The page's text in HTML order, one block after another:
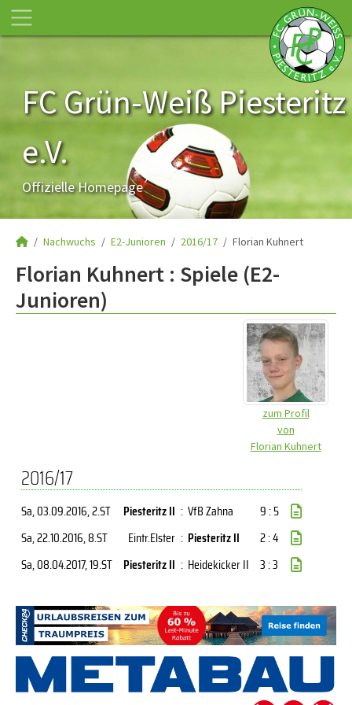
FC Grün-Weiß Piesteritz
e.V.
Offizielle Homepage
Nachwuchs E2-Junioren 2016/17 Florian Kuhnert
Florian Kuhnert : Spiele (E2-
Junioren)
zum Profil
von
Florian Kuhnert
2016/17
Sa, 03.09.2016, 2.ST Piesteritz II : VfB Zahna
9 : 5
Sa, 22.10.2016, 8.ST Eintr.Elster : Piesteritz II
2 : 4
Sa, 08.04.2017, 19.ST Piesteritz II : Heidekicker II 3 : 3